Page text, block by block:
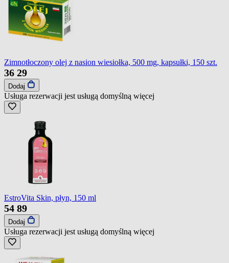
Zimnotłoczony olej z nasion wiesiołka, 500 mg, kapsułki, 150 szt.
36 29
Dodaj
Usługa rezerwacji jest usługą domyślną więcej
EstroVita Skin, płyn, 150 ml
54 89
Dodaj
Usługa rezerwacji jest usługą domyślną więcej